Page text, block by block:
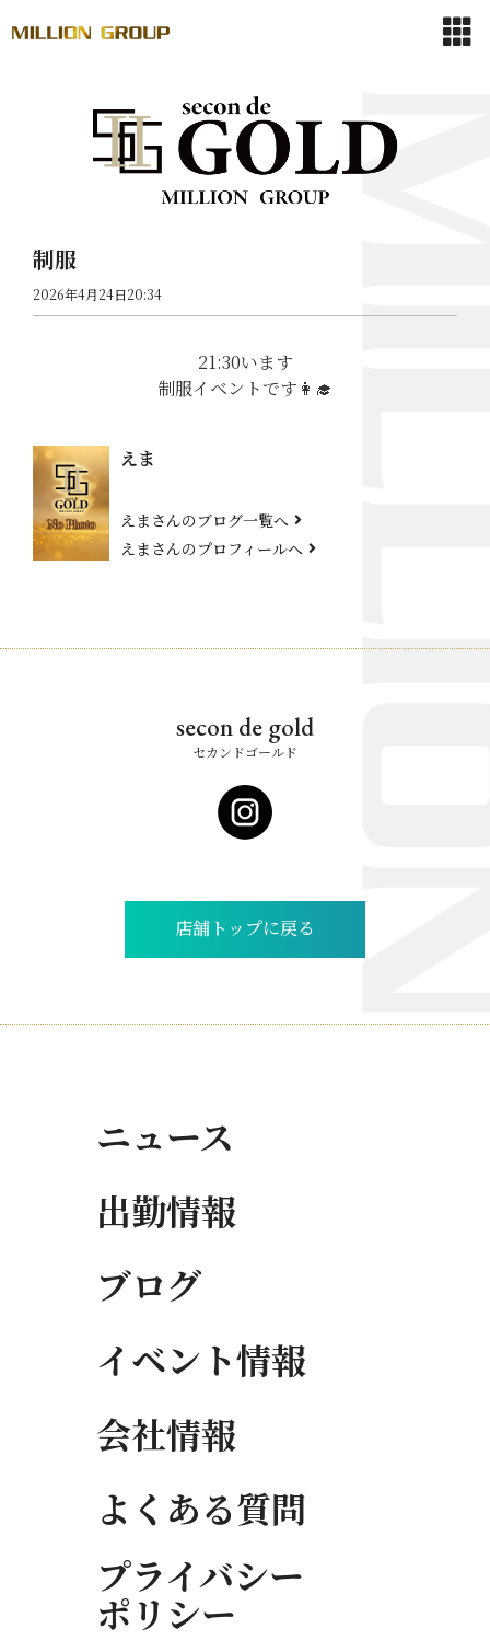
制服
2026年4月24日20:34
21:30います
制服イベントです👩‍🎓
えま
えまさんのブログ一覧へ
えまさんのプロフィールへ
secon de gold
セカンドゴールド
店舗トップに戻る
ニュース
出勤情報
ブログ
イベント情報
会社情報
よくある質問
プライバシー
ポリシー